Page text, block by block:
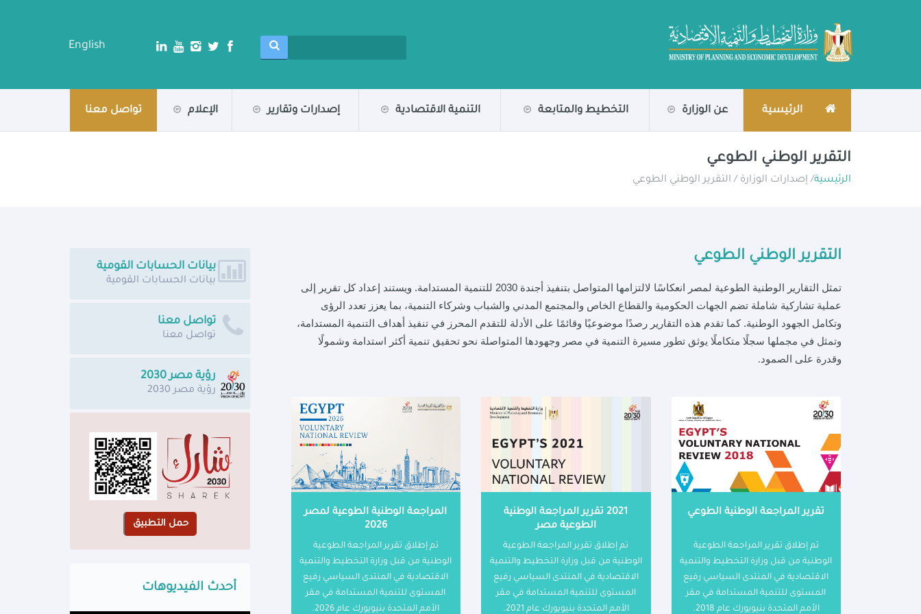
English
الرئيسية عن الوزارة التخطيط والمتابعة التنمية الاقتصادية إصدارات وتقارير الإعلام تواصل معنا
التقرير الوطني الطوعي
الرئيسية/ إصدارات الوزارة / التقرير الوطني الطوعي
التقرير الوطني الطوعي
تمثل التقارير الوطنية الطوعية لمصر انعكاسًا لالتزامها المتواصل بتنفيذ أجندة 2030 للتنمية المستدامة. ويستند إعداد كل تقرير إلى
عملية تشاركية شاملة تضم الجهات الحكومية والقطاع الخاص والمجتمع المدني والشباب وشركاء التنمية، بما يعزز تعدد الرؤى
وتكامل الجهود الوطنية. كما تقدم هذه التقارير رصدًا موضوعيًا وقائمًا على الأدلة للتقدم المحرز في تنفيذ أهداف التنمية المستدامة،
وتمثل في مجملها سجلًا متكاملًا يوثق تطور مسيرة التنمية في مصر وجهودها المتواصلة نحو تحقيق تنمية أكثر استدامة وشمولًا
وقدرة على الصمود.
تقرير المراجعة الوطنية الطوعي
تم إطلاق تقرير المراجعة الطوعية
الوطنية من قبل وزارة التخطيط والتنمية
الاقتصادية في المنتدى السياسي رفيع
المستوى للتنمية المستدامة في مقر
الأمم المتحدة بنيويورك عام 2018.
2021 تقرير المراجعة الوطنية
الطوعية مصر
تم إطلاق تقرير المراجعة الطوعية
الوطنية من قبل وزارة التخطيط والتنمية
الاقتصادية في المنتدى السياسي رفيع
المستوى للتنمية المستدامة في مقر
الأمم المتحدة بنيويورك عام 2021.
المراجعة الوطنية الطوعية لمصر
2026
تم إطلاق تقرير المراجعة الطوعية
الوطنية من قبل وزارة التخطيط والتنمية
الاقتصادية في المنتدى السياسي رفيع
المستوى للتنمية المستدامة في مقر
الأمم المتحدة بنيويورك عام 2026.
بيانات الحسابات القومية
بيانات الحسابات القومية
تواصل معنا
تواصل معنا
رؤية مصر 2030
رؤية مصر 2030
أحدث الفيديوهات